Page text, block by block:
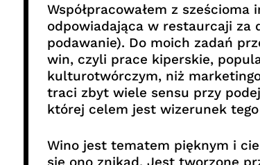
Współpracowałem z
odpowiadająca w restaurcaji za
podawanie). Do moich zadań
win, czyli prace kiperskie,
kulturotwórczym, niż
traci zbyt wiele sensu przy
której celem jest wizerunek
Wino jest tematem pięknym i